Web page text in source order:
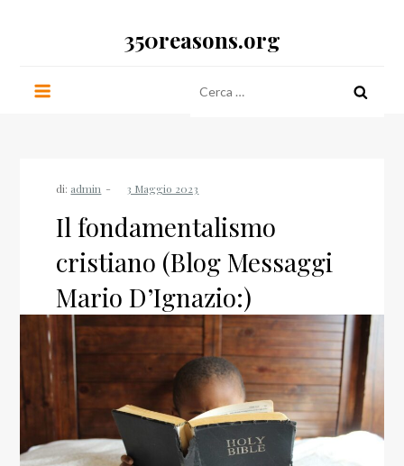
350reasons.org
per:
di: admin
Il fondamentalismo
cristiano (Blog Messaggi
Mario D’Ignazio:)